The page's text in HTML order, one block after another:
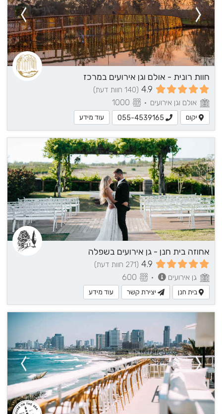
חוות רונית - אולם וגן אירועים במרכז
4.9 (140 חוות דעת)
אולם וגן אירועים •
יקום 055-4539165 עוד מידע
אחוזה בית חנן - גן אירועים בשפלה
4.9 (271 חוות דעת)
גן אירועים •
בית חנן יצירת קשר עוד מידע